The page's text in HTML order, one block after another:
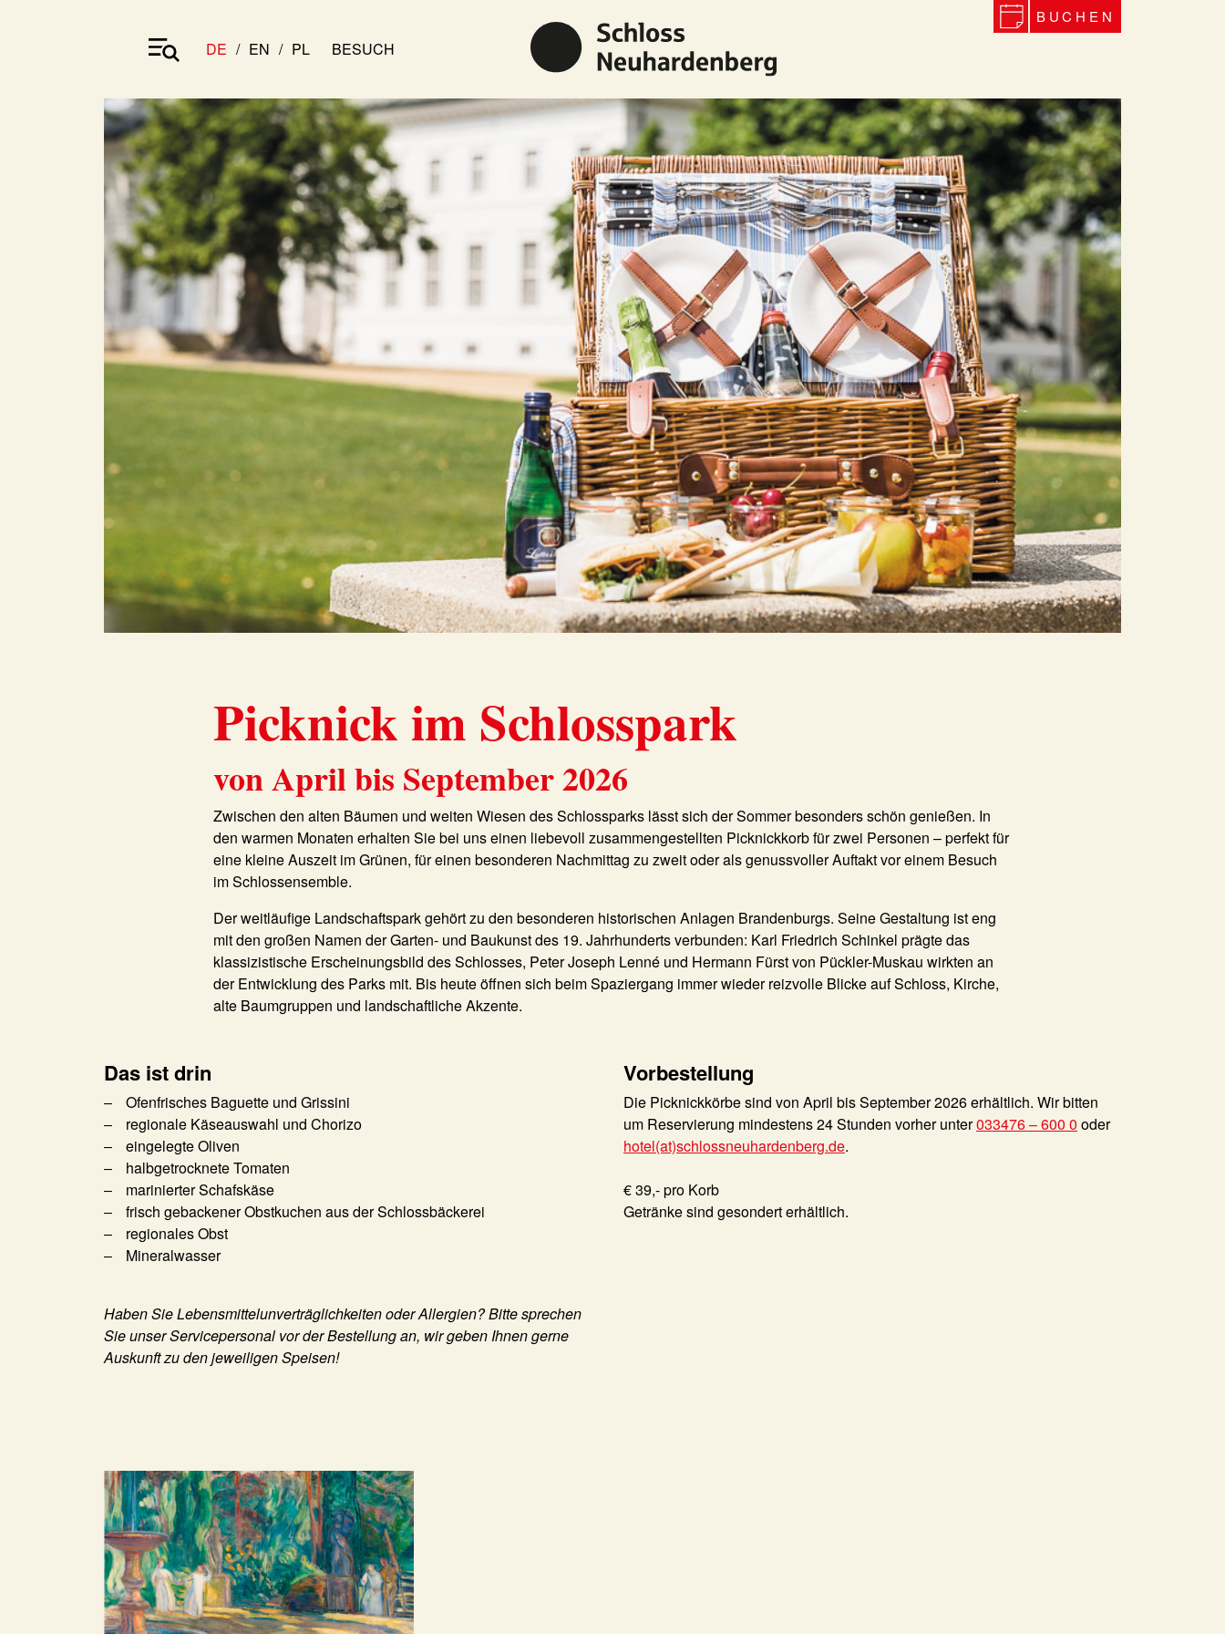
DE EN PL BESUCH
BUCHEN
Picknick im Schlosspark
von April bis September 2026
Zwischen den alten Bäumen und weiten Wiesen des Schlossparks lässt sich der Sommer besonders schön genießen. In
den warmen Monaten erhalten Sie bei uns einen liebevoll zusammengestellten Picknickkorb für zwei Personen – perfekt für
eine kleine Auszeit im Grünen, für einen besonderen Nachmittag zu zweit oder als genussvoller Auftakt vor einem Besuch
im Schlossensemble.
Der weitläufige Landschaftspark gehört zu den besonderen historischen Anlagen Brandenburgs. Seine Gestaltung ist eng
mit den großen Namen der Garten- und Baukunst des 19. Jahrhunderts verbunden: Karl Friedrich Schinkel prägte das
klassizistische Erscheinungsbild des Schlosses, Peter Joseph Lenné und Hermann Fürst von Pückler-Muskau wirkten an
der Entwicklung des Parks mit. Bis heute öffnen sich beim Spaziergang immer wieder reizvolle Blicke auf Schloss, Kirche,
alte Baumgruppen und landschaftliche Akzente.
Das ist drin
Ofenfrisches Baguette und Grissini
regionale Käseauswahl und Chorizo
eingelegte Oliven
halbgetrocknete Tomaten
marinierter Schafskäse
frisch gebackener Obstkuchen aus der Schlossbäckerei
regionales Obst
Mineralwasser
Haben Sie Lebensmittelunverträglichkeiten oder Allergien? Bitte sprechen
Sie unser Servicepersonal vor der Bestellung an, wir geben Ihnen gerne
Auskunft zu den jeweiligen Speisen!
Vorbestellung
Die Picknickkörbe sind von April bis September 2026 erhältlich. Wir bitten
um Reservierung mindestens 24 Stunden vorher unter033476 – 600 0 oder
hotel(at)schlossneuhardenberg.de.
€ 39,- pro Korb
Getränke sind gesondert erhältlich.